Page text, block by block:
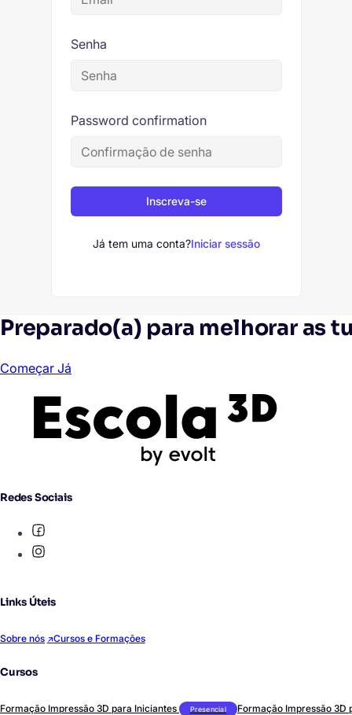
Senha
Password confirmation
Inscreva-se
Já tem uma conta?Iniciar sessão
Preparado(a) para melhorar as
Começar Já
Redes Sociais
Links Úteis
Sobre nós Cursos e Formações
Cursos
Formação Impressão 3D para Iniciantes Presencial Formação Impressão 3D